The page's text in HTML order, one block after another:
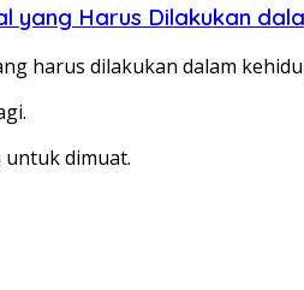
yang Harus Dilakukan
harus dilakukan dalam
untuk dimuat.